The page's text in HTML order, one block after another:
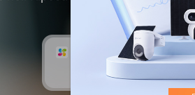
volta che la
EZVIZ in questo momento
movimento (2020-09-16